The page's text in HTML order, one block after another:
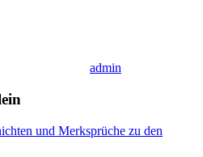
admin